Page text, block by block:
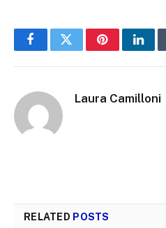
FacebookTwitterPinterest
Laura Camilloni
RELATED POSTS